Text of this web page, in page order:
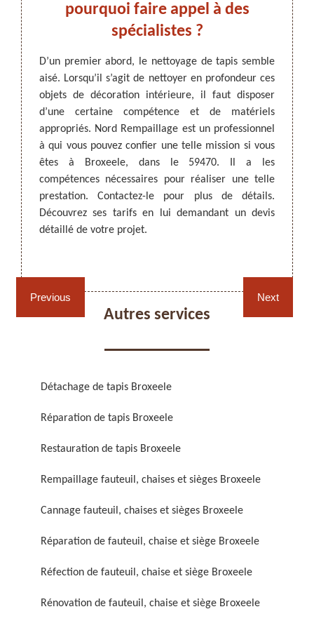
ARTISAN DEZITTER, REMPAILLAGE -
CANNAGE - RECOLLAGE, 59 NORD
chaises et sièges 59
Cannage fauteuil, chaises
et sièges 59
Réparation de fauteuil,
chaise et siège 59
chaise et siège 59
chaise et siège 59
Previous
pour
son
ses
à le
pourquoi faire appel à des
spécialistes ?
D’un premier abord, le nettoyage de tapis semble
aisé. Lorsqu’il s’agit de nettoyer en profondeur ces
objets de décoration intérieure, il faut disposer
d’une certaine compétence et de matériels
appropriés. Nord Rempaillage est un professionnel
à qui vous pouvez confier une telle mission si vous
êtes à Broxeele, dans le 59470. Il a les
compétences nécessaires pour réaliser une telle
prestation. Contactez-le pour plus de détails.
Découvrez ses tarifs en lui demandant un devis
détaillé de votre projet.
Pour
que
vous
en la
suivi
en
êtes
Next
Autres services
Détachage de tapis Broxeele
Réparation de tapis Broxeele
Restauration de tapis Broxeele
Rempaillage fauteuil, chaises et sièges Broxeele
Cannage fauteuil, chaises et sièges Broxeele
Réparation de fauteuil, chaise et siège Broxeele
Réfection de fauteuil, chaise et siège Broxeele
Rénovation de fauteuil, chaise et siège Broxeele